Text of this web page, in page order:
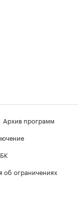
Архив программ
ограничениях